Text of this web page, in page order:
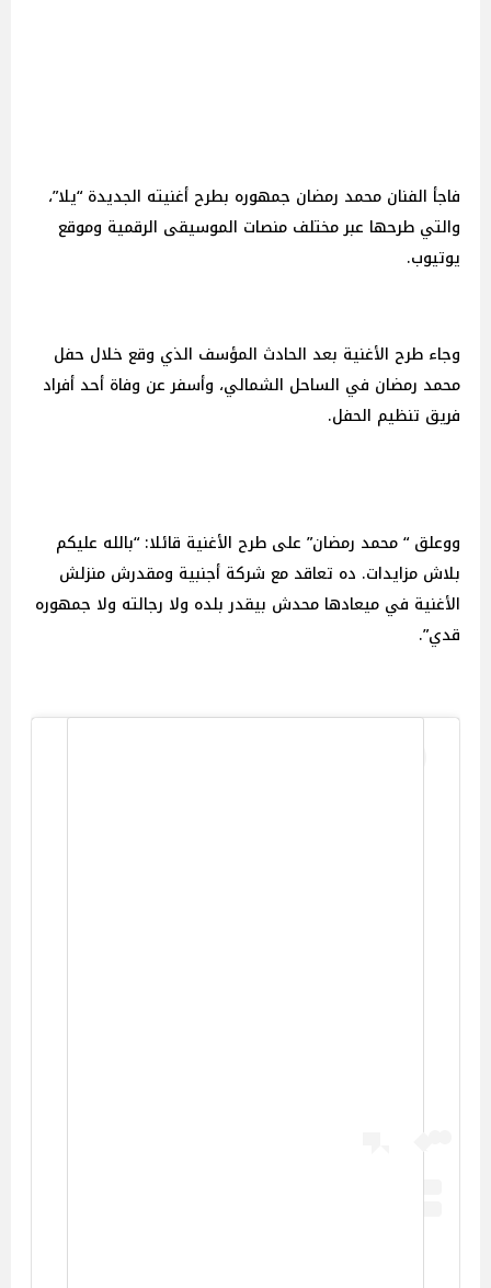
فاجأ الفنان محمد رمضان جمهوره بطرح أغنيته الجديدة “يلا”،
والتي طرحها عبر مختلف منصات الموسيقى الرقمية وموقع
يوتيوب.
وجاء طرح الأغنية بعد الحادث المؤسف الذي وقع خلال حفل
محمد رمضان في الساحل الشمالي، وأسفر عن وفاة أحد أفراد
فريق تنظيم الحفل.
ووعلق “ محمد رمضان” على طرح الأغنية قائلا: “بالله عليكم
بلاش مزايدات. ده تعاقد مع شركة أجنبية ومقدرش منزلش
الأغنية في ميعادها محدش بيقدر بلده ولا رجالته ولا جمهوره
قدي”.